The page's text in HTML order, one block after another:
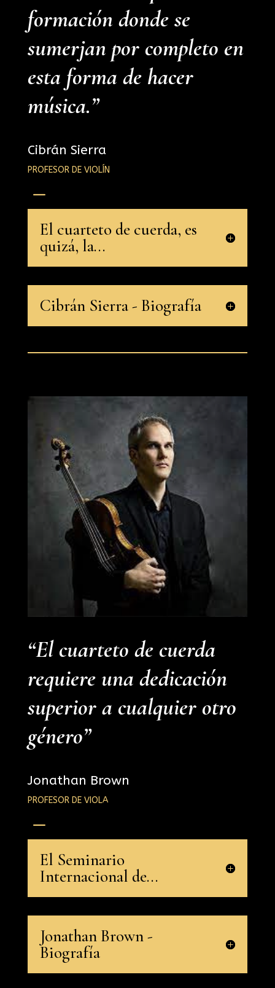
formación donde se
sumerjan por completo en
esta forma de hacer
música.”
Cibrán Sierra
PROFESOR DE VIOLÍN
K
El cuarteto de cuerda, es
quizá, la...
Cibrán Sierra - Biografía
“El cuarteto de cuerda
requiere una dedicación
superior a cualquier otro
género”
Jonathan Brown
PROFESOR DE VIOLA
K
El Seminario
Internacional de...
Jonathan Brown -
Biografía